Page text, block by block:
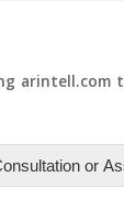
arintell.com
or